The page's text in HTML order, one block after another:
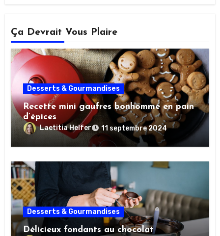
Ça Devrait Vous Plaire
Desserts & Gourmandises
Recette mini gaufres bonhomme en pain
d’épices
Laetitia Helfer 11 septembre 2024
Desserts & Gourmandises
Délicieux fondants au chocolat